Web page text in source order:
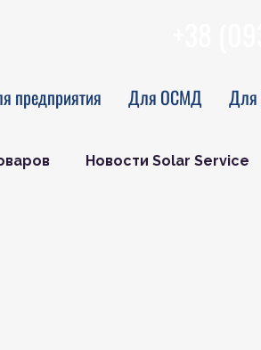
предприятия Для ОСМД Для
Новости Solar Service